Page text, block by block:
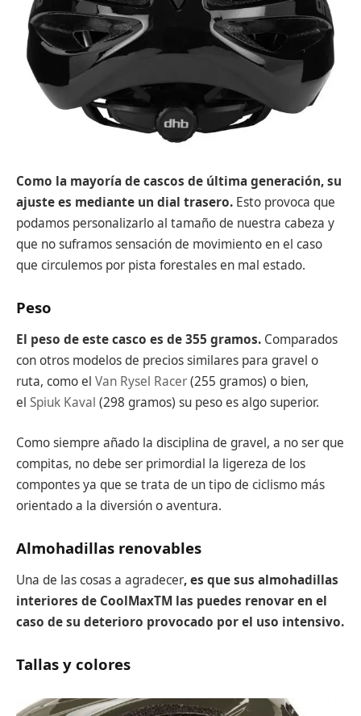
Como la mayoría de cascos de última generación, su
ajuste es mediante un dial trasero. Esto provoca que
podamos personalizarlo al tamaño de nuestra cabeza y
que no suframos sensación de movimiento en el caso
que circulemos por pista forestales en mal estado.
Peso
El peso de este casco es de 355 gramos. Comparados
con otros modelos de precios similares para gravel o
ruta, como el Van Rysel Racer(255 gramos) o bien,
el Spiuk Kaval (298 gramos) su peso es algo superior.
Como siempre añado la disciplina de gravel, a no ser que
compitas, no debe ser primordial la ligereza de los
compontes ya que se trata de un tipo de ciclismo más
orientado a la diversión o aventura.
Almohadillas renovables
Una de las cosas a agradecer, es que sus almohadillas
interiores de CoolMaxTM las puedes renovar en el
caso de su deterioro provocado por el uso intensivo.
Tallas y colores